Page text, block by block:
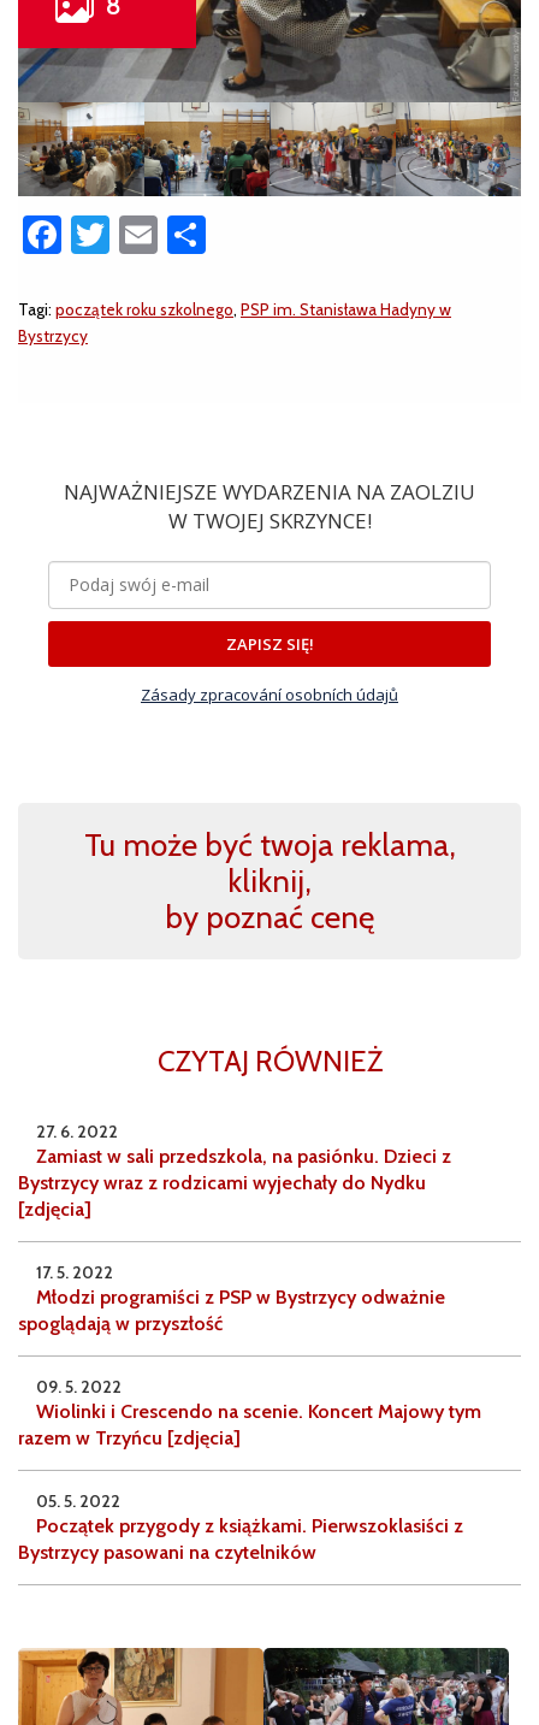
Facebook
Twitter
Email
Tagi: początek roku szkolnego, PSP im. Stanisława Hadyny w
Bystrzycy
NAJWAŻNIEJSZE WYDARZENIA NA ZAOLZIU
W TWOJEJ SKRZYNCE!
ZAPISZ SIĘ!
Zásady zpracování osobních údajů
Tu może być twoja reklama,
kliknij,
by poznać cenę
CZYTAJ RÓWNIEŻ
27. 6. 2022
Zamiast w sali przedszkola, na pasiónku. Dzieci z
Bystrzycy wraz z rodzicami wyjechały do Nydku
[zdjęcia]
17. 5. 2022
Młodzi programiści z PSP w Bystrzycy odważnie
spoglądają w przyszłość
09. 5. 2022
Wiolinki i Crescendo na scenie. Koncert Majowy tym
razem w Trzyńcu [zdjęcia]
05. 5. 2022
Początek przygody z książkami. Pierwszoklasiści z
Bystrzycy pasowani na czytelników